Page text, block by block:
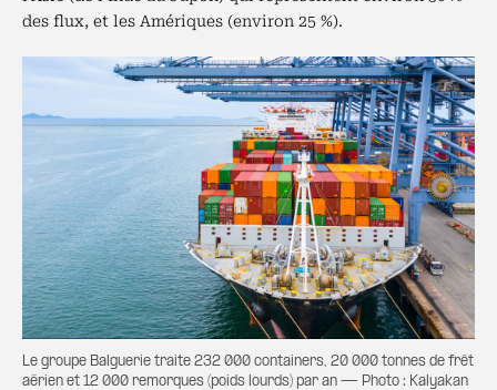
des flux, et les Amériques (environ 25 %).
Le groupe Balguerie traite 232 000 containers, 20 000 tonnes de frêt
aérien et 12 000 remorques (poids lourds) par an — Photo : Kalyakan